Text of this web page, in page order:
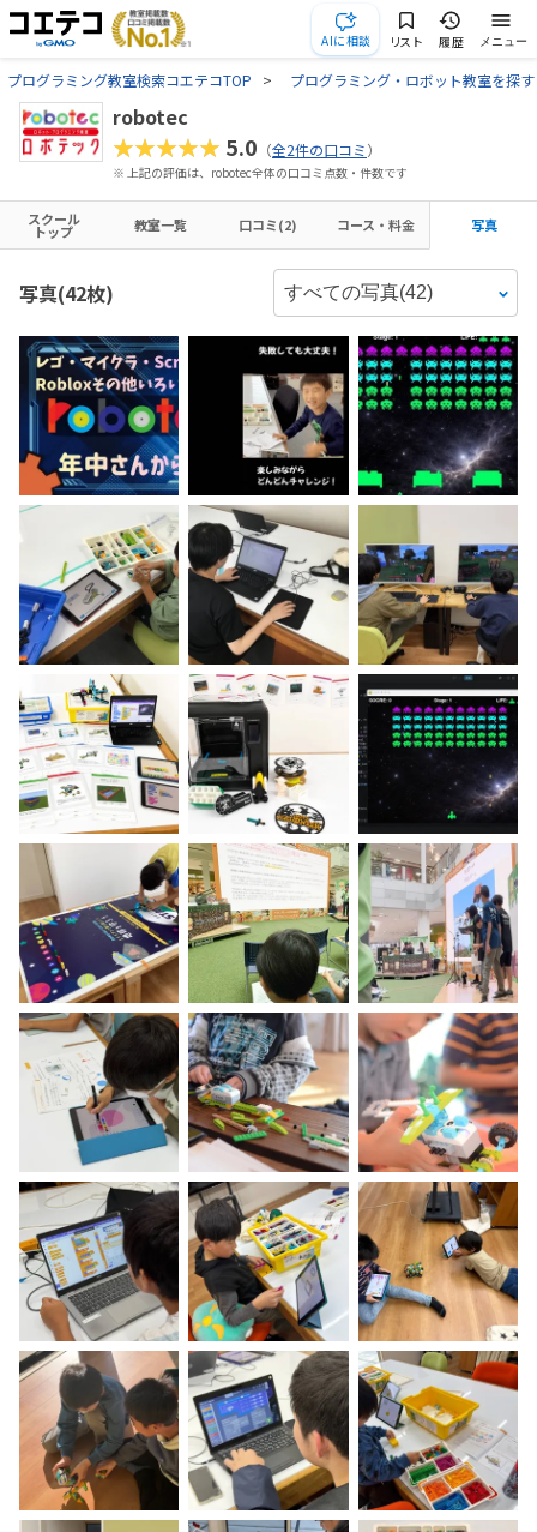
AIに相談 リスト 履歴 メニュー
プログラミング教室検索コエテコTOP プログラミング・ロボット教室を探す
robotec
★★★★★ 5.0 （全2件の口コミ）
※ 上記の評価は、robotec全体の口コミ点数・件数です
スクール
トップ 教室一覧 口コミ(2) コース・料金 写真
写真(42枚)